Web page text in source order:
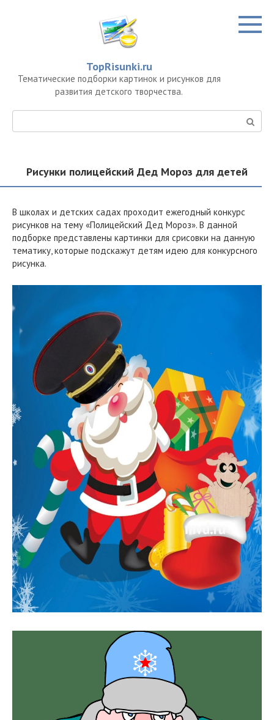
TopRisunki.ru
Тематические подборки картинок и рисунков для
развития детского творчества.
Рисунки полицейский Дед Мороз для детей
В школах и детских садах проходит ежегодный конкурс
рисунков на тему «Полицейский Дед Мороз». В данной
подборке представлены картинки для срисовки на данную
тематику, которые подскажут детям идею для конкурсного
рисунка.